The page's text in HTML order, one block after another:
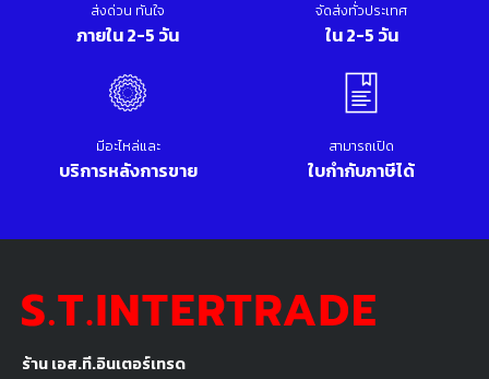
ร้าน เอส.ที.อินเตอร์เทรด
ส่งด่วน ทันใจ
ภายใน 2-5 วัน
จัดส่งทั่วประเทศ
ใน 2-5 วัน
มีอะไหล่และ
บริการหลังการขาย
สามารถเปิด
ใบกำกับภาษีได้